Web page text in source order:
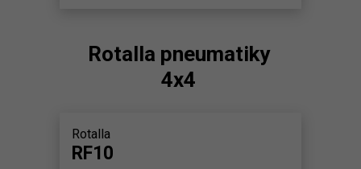
Rotalla pneumatiky
4x4
Rotalla
RF10